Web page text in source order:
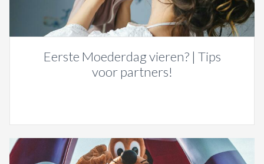
Eerste Moederdag vieren? | Tips
voor partners!